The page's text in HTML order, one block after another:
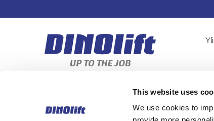
This website uses
We use cookies to